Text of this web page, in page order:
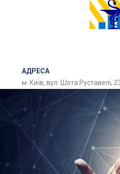
АДРЕСА
м. Київ, вул. Шота Руставелі,